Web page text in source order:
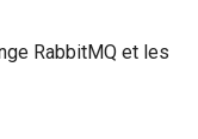
RabbitMQ et les